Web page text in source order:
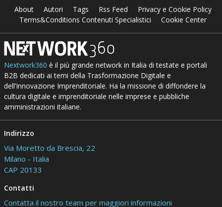
About Autori Tags Rss Feed
Privacy e Cookie Policy
Terms&Conditions Contenuti Specialistici
Cookie Center
Nextwork360 è il più grande network in Italia di testate e portali
B2B dedicati ai temi della Trasformazione Digitale e
dell’Innovazione Imprenditoriale. Ha la missione di diffondere la
cultura digitale e imprenditoriale nelle imprese e pubbliche
amministrazioni italiane.
Indirizzo
Via Moretto da Brescia, 22
Milano - Italia
CAP 20133
Contatti
Contatta il nostro team per maggiori informazioni